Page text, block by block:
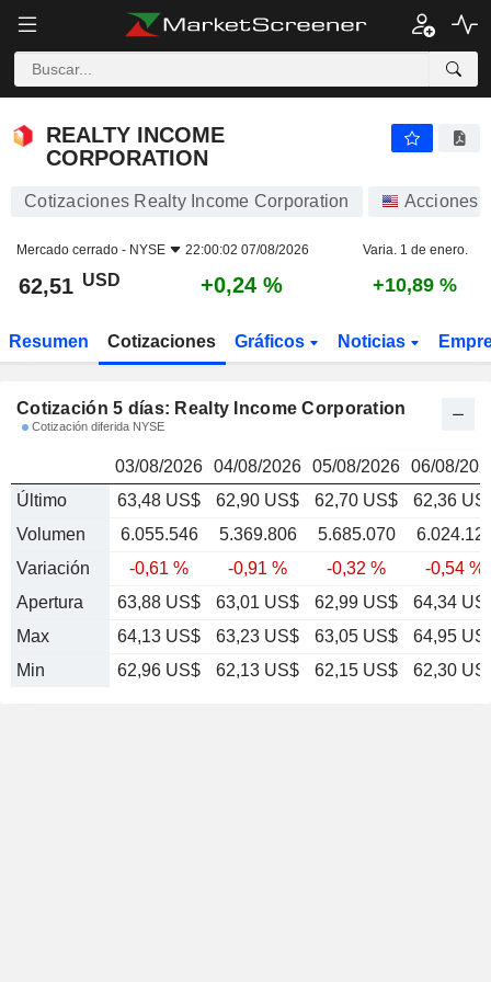
REALTY INCOME CORPORATION 62,51
REALTY INCOME
CORPORATION
Cotizaciones Realty Income Corporation Acciones
Mercado cerrado - NYSE 22:00:02 07/08/2026 Varia. 1 de enero.
62,51 USD +0,24 % +10,89 %
Resumen Cotizaciones Gráficos Noticias
Cotización 5 días: Realty Income Corporation
Cotización diferida NYSE
03/08/2026 04/08/2026 05/08/2026 06/08/
Último
63,48 US$ 62,90 US$ 62,70 US$
62,36
Volumen
6.055.546 5.369.806 5.685.070
Variación
-0,61 % -0,91 % -0,32 %
-0,54 %
Apertura
63,88 US$ 63,01 US$ 62,99 US$
64,34
Max
64,13 US$ 63,23 US$ 63,05 US$
64,95
Min
62,96 US$ 62,13 US$ 62,15 US$ 62,30